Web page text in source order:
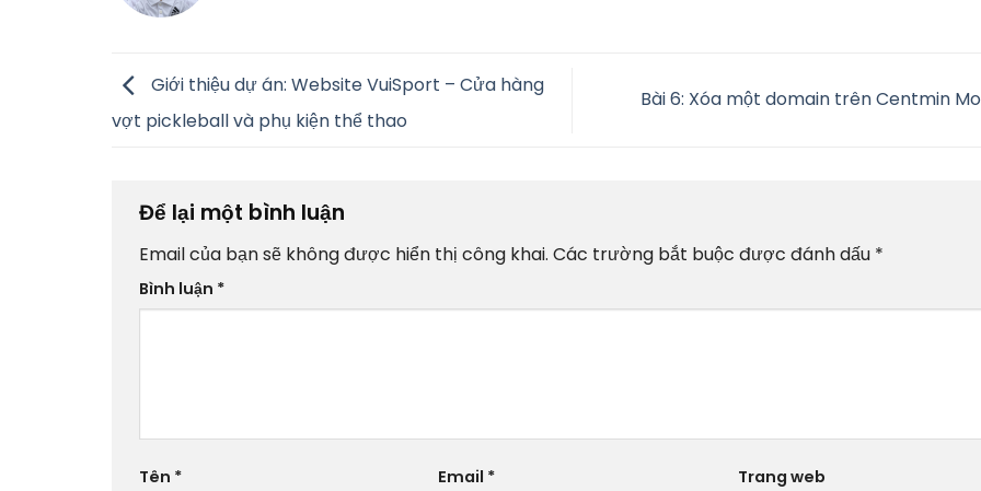
Giới thiệu dự án: Website VuiSport – Cửa hàng
vợt pickleball và phụ kiện thể thao
Bài 6: Xóa một domain trên Centmin
Để lại một bình luận
Email của bạn sẽ không được hiển thị công khai. Các trường bắt buộc được đánh dấu *
Bình luận *
Tên * Email * Trang web